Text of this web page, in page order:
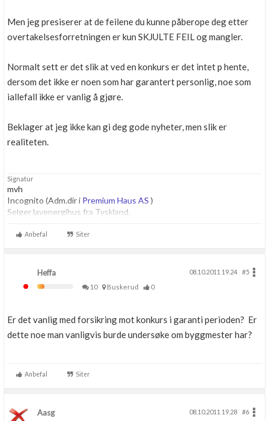
Men jeg presiserer at de feilene du kunne påberope deg etter
overtakelsesforretningen er kun SKJULTE FEIL og mangler.
Normalt sett er det slik at ved en konkurs er det intet p hente,
dersom det ikke er noen som har garantert personlig, noe som
iallefall ikke er vanlig å gjøre.
Beklager at jeg ikke kan gi deg gode nyheter, men slik er
realiteten.
Signatur
mvh
Incognito (Adm.dir i Premium Haus AS )
Selger lavenergihus fra Tyskland.
Anbefal Siter
Heffa 08.10.2011 19.24
#5
10
Buskerud 0
Er det vanlig med forsikring mot konkurs i garanti perioden? Er
dette noe man vanligvis burde undersøke om byggmester har?
Anbefal Siter
Aasg 08.10.2011 19.28
#6